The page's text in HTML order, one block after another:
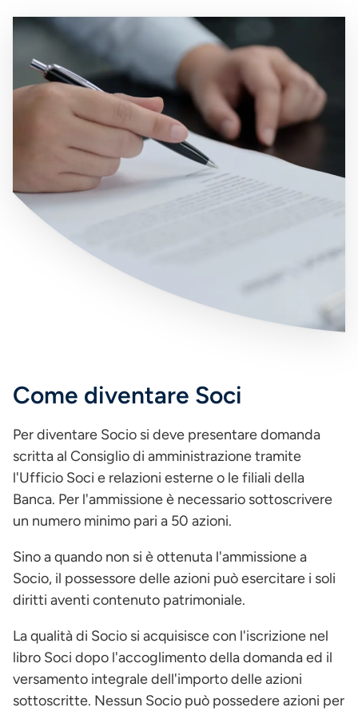
Immagine
Come diventare Soci
Per diventare Socio si deve presentare domanda
scritta al Consiglio di amministrazione tramite
l'Ufficio Soci e relazioni esterne o le filiali della
Banca. Per l'ammissione è necessario sottoscrivere
un numero minimo pari a 50 azioni.
Sino a quando non si è ottenuta l'ammissione a
Socio, il possessore delle azioni può esercitare i soli
diritti aventi contenuto patrimoniale.
La qualità di Socio si acquisisce con l'iscrizione nel
libro Soci dopo l'accoglimento della domanda ed il
versamento integrale dell'importo delle azioni
sottoscritte. Nessun Socio può possedere azioni per